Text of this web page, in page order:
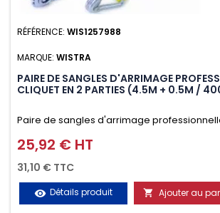
RÉFÉRENCE: WIS1257988
MARQUE: WISTRA
PAIRE DE SANGLES D'ARRIMAGE
CLIQUET EN 2 PARTIES (4.5M + 0.5M /
Paire de sangles d'arrimage
crochet en 2 parties (4.5M + 0.5M /
d'utilisation. Permet d'arrimer et de sécuriser
vos chargements pendant le transport.
très résistante aux UV et aux variations de
Prix
25,92 € HT
31,10 € TTC
visibility Détails produit  Ajouter au